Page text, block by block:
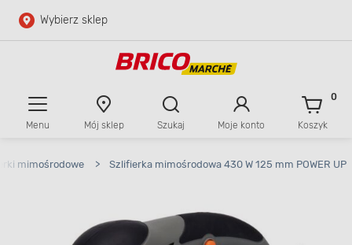
Przejdź do głównej zawartości
Wybierz sklep
Menu Mój sklep Szukaj Moje konto Koszyk
0
mimośrodowe > Szlifierka mimośrodowa 430 W 125 mm POWER UP